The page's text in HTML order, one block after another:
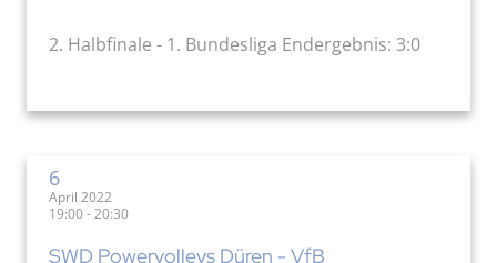
2. Halbfinale - 1. Bundesliga Endergebnis: 3:0
6
April 2022
19:00 - 20:30
SWD Powervolleys Düren - VfB